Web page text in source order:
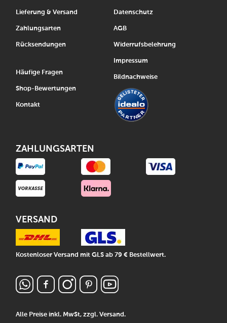
Lieferung & Versand
Zahlungsarten
Rücksendungen
Häufige Fragen
Shop-Bewertungen
Kontakt
Alle Preise inkl. MwSt, zzgl.Versand.
Datenschutz
AGB
Widerrufsbelehrung
Impressum
Bildnachweise
ZAHLUNGSARTEN
VERSAND
Kostenloser Versand mit GLS ab 79 € Bestellwert.